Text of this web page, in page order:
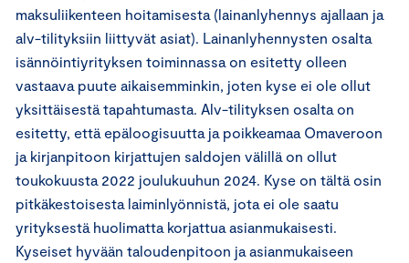
maksuliikenteen hoitamisesta (lainanlyhennys ajallaan ja
alv-tilityksiin liittyvät asiat). Lainanlyhennysten osalta
isännöintiyrityksen toiminnassa on esitetty olleen
vastaava puute aikaisemminkin, joten kyse ei ole ollut
yksittäisestä tapahtumasta. Alv-tilityksen osalta on
esitetty, että epäloogisuutta ja poikkeamaa Omaveroon
ja kirjanpitoon kirjattujen saldojen välillä on ollut
toukokuusta 2022 joulukuuhun 2024. Kyse on tältä osin
pitkäkestoisesta laiminlyönnistä, jota ei ole saatu
yrityksestä huolimatta korjattua asianmukaisesti.
Kyseiset hyvään taloudenpitoon ja asianmukaiseen